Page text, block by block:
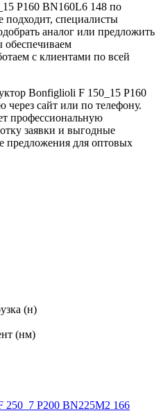
P160 BN160L6 148 по
подходит, специалисты
аналог или предложить
с клиентами по всей
Bonfiglioli F 150_15 P160
сайт или по телефону.
профессиональную
заявки и выгодные
предложения для оптовых
(н)
(нм)